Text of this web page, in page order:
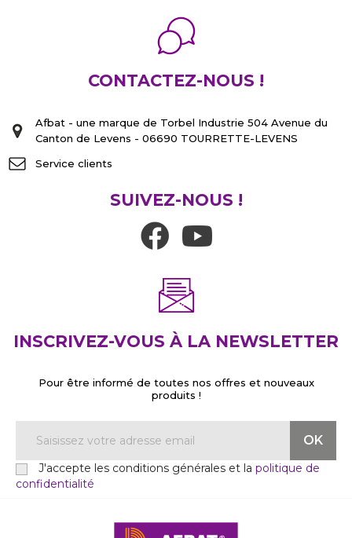
CONTACTEZ-NOUS !
Afbat - une marque de Torbel Industrie 504 Avenue du
Canton de Levens - 06690 TOURRETTE-LEVENS
Service clients
SUIVEZ-NOUS !
INSCRIVEZ-VOUS À LA NEWSLETTER
Pour être informé de toutes nos offres et nouveaux
produits !
J'accepte les conditions générales et la politique de
confidentialité